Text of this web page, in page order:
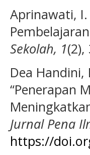
Aprinawati, I.
Sekolah, 1(2),
Dea
“Penerapan
Jurnal Pena
https://